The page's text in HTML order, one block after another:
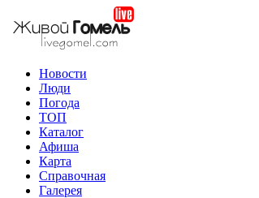
Новости
Люди
Погода
ТОП
Каталог
Афиша
Карта
Справочная
Галерея